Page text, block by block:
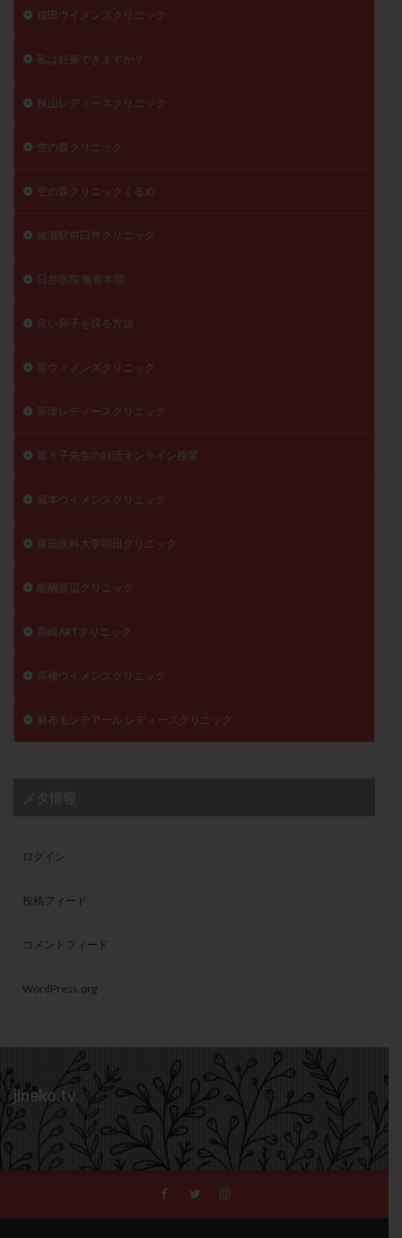
福田ウイメンズクリニック
私は妊娠できますか？
秋山レディースクリニック
空の森クリニック
空の森クリニックくるめ
綾瀬駅前臼井クリニック
臼井医院 亀有本院
良い卵子を採る方法
英ウィメンズクリニック
草津レディースクリニック
菜々子先生の妊活オンライン授業
蔵本ウイメンズクリニック
藤田医科大学羽田クリニック
醍醐渡辺クリニック
高崎ARTクリニック
高橋ウイメンズクリニック
麻布モンテアール レディースクリニック
ログイン
投稿フィード
コメントフィード
WordPress.org
jineko.tv